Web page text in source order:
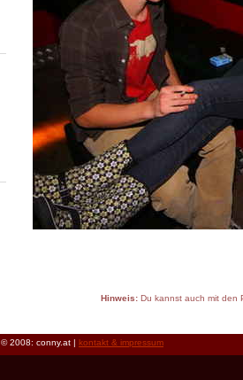
Hinweis:Du kannst auch mit den
© 2008: conny.at | kontakt & impressum